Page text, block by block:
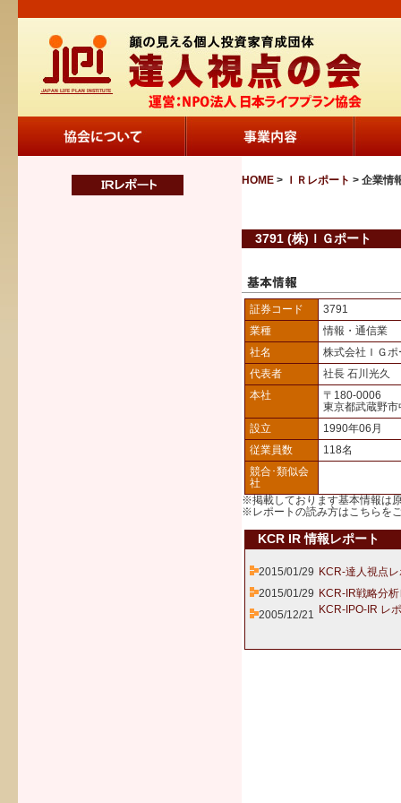
HOME > ＩＲレポート > 企業情
3791 (株)ＩＧポート
証券コード
3791
業種
情報・通信業
社名
株式会社ＩＧ
代表者
社長 石川光久
本社
〒180-0006
東京都武蔵野
設立
1990年06月
従業員数
118名
競合･類似会
社
※掲載しております基本情報は
※レポートの読み方はこちら を
KCR IR 情報レポート
2015/01/29 KCR-達人視点
2015/01/29 KCR-IR戦略分
2005/12/21 KCR-IPO-IR レ